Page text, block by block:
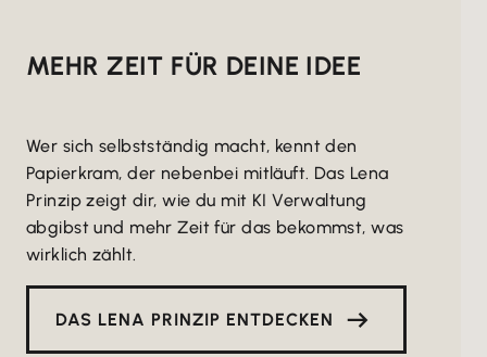
MEHR ZEIT FÜR DEINE IDEE
Wer sich selbstständig macht, kennt den
Papierkram, der nebenbei mitläuft. Das Lena
Prinzip zeigt dir, wie du mit KI Verwaltung
abgibst und mehr Zeit für das bekommst, was
wirklich zählt.
DAS LENA PRINZIP ENTDECKEN